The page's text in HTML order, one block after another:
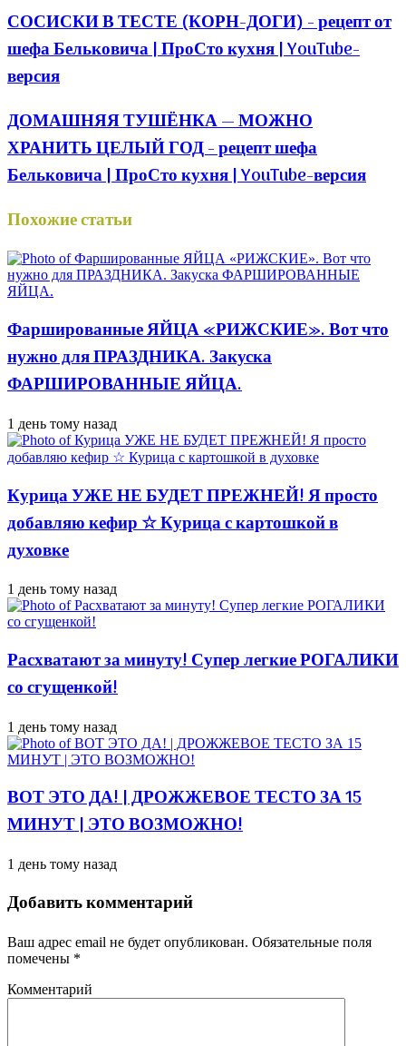
СОСИСКИ В ТЕСТЕ (КОРН-ДОГИ) - рецепт от
шефа Бельковича | ПроСто кухня | YouTube-
версия
ДОМАШНЯЯ ТУШЁНКА — МОЖНО
ХРАНИТЬ ЦЕЛЫЙ ГОД - рецепт шефа
Бельковича | ПроСто кухня | YouTube-версия
Похожие статьи
Фаршированные ЯЙЦА «РИЖСКИЕ». Вот что
нужно для ПРАЗДНИКА. Закуска
ФАРШИРОВАННЫЕ ЯЙЦА.
1 день тому назад
Курица УЖЕ НЕ БУДЕТ ПРЕЖНЕЙ! Я просто
добавляю кефир ☆ Курица с картошкой в
духовке
1 день тому назад
Расхватают за минуту! Супер легкие РОГАЛИКИ
со сгущенкой!
1 день тому назад
ВОТ ЭТО ДА! | ДРОЖЖЕВОЕ ТЕСТО ЗА 15
МИНУТ | ЭТО ВОЗМОЖНО!
1 день тому назад
Добавить комментарий
Ваш адрес email не будет опубликован. Обязательные поля
помечены *
Комментарий